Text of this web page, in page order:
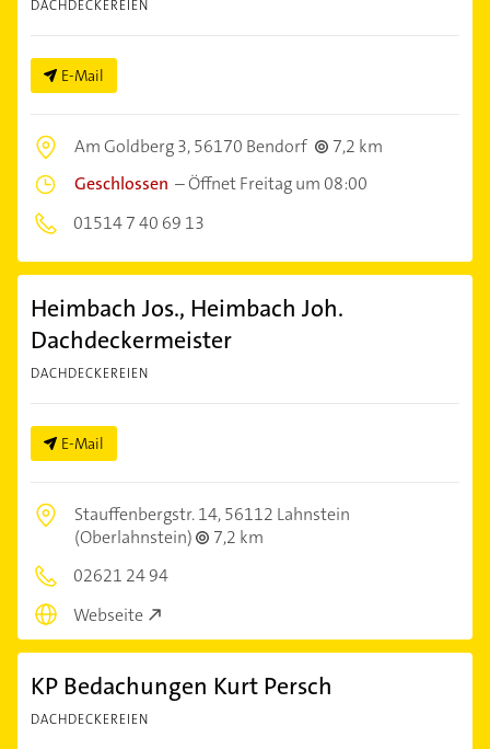
DACHDECKEREIEN
E-Mail
Am Goldberg 3,56170 Bendorf
7,2 km
Geschlossen –Öffnet Freitag um 08:00
01514 7 40 69 13
Heimbach Jos., Heimbach Joh.
Dachdeckermeister
DACHDECKEREIEN
E-Mail
Stauffenbergstr. 14,56112 Lahnstein
(Oberlahnstein)
7,2 km
02621 24 94
Webseite
KP Bedachungen Kurt Persch
DACHDECKEREIEN